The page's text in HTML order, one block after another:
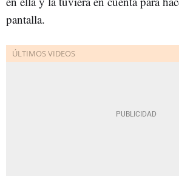
pantalla.